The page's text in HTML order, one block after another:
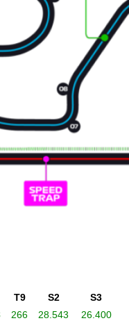
T9 S2 S3
266 28.543 26.400